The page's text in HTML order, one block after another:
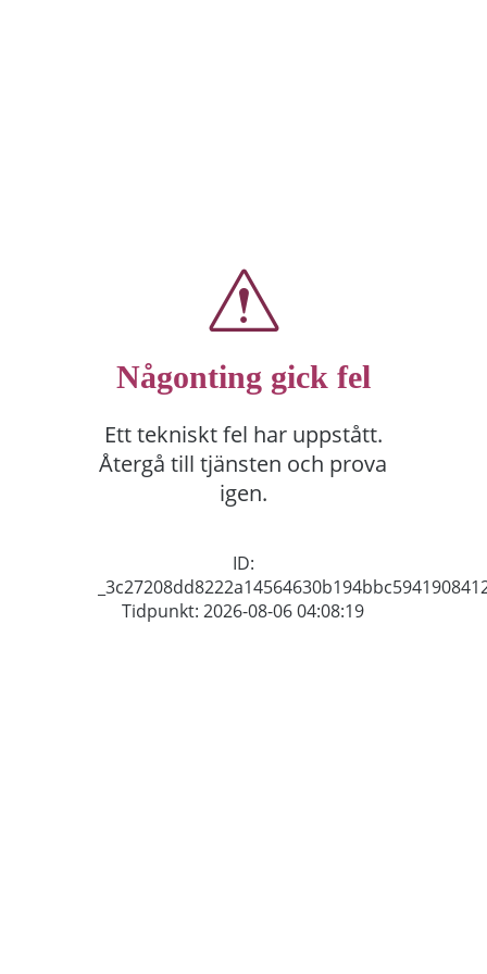
Någonting gick fel
Ett tekniskt fel har uppstått.
Återgå till tjänsten och prova
igen.
ID:
Tidpunkt: 2026-08-06 04:08:19